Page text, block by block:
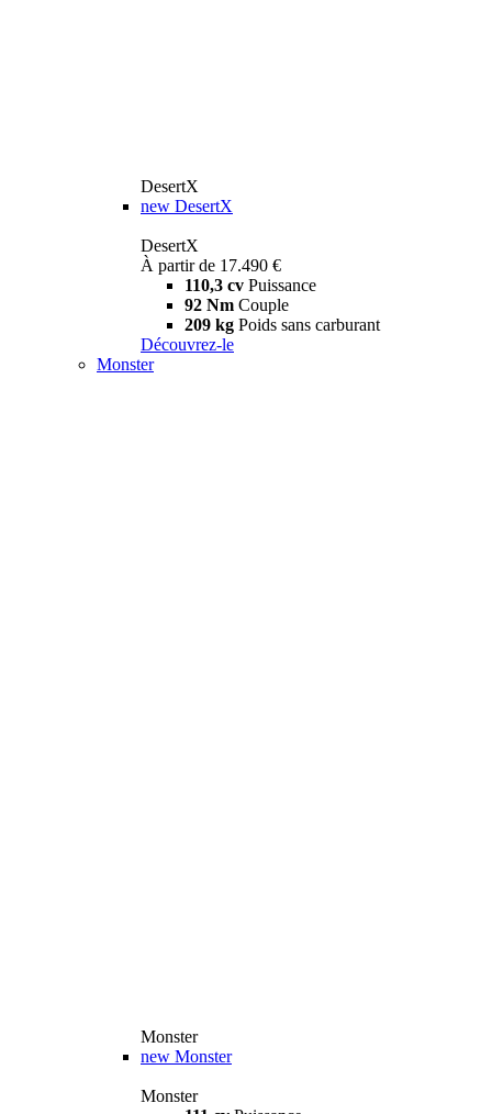
DesertX
new DesertX
DesertX
À partir de 17.490 €
110,3 cv Puissance
92 Nm Couple
209 kg Poids sans carburant
Découvrez-le
Monster
Monster
new Monster
Monster